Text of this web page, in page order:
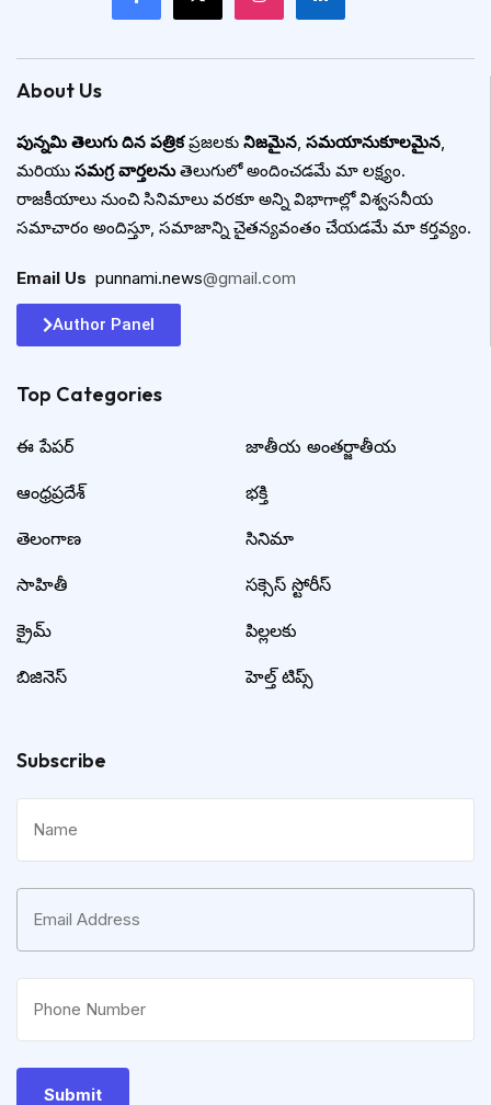
About Us
పున్నమి తెలుగు దిన పత్రికప్రజలకు నిజమైన, సమయానుకూలమైన,
మరియు సమగ్ర వార్తలనుతెలుగులో అందించడమే మా లక్ష్యం.
రాజకీయాలు నుంచి సినిమాలు వరకూ అన్ని విభాగాల్లో విశ్వసనీయ
సమాచారం అందిస్తూ, సమాజాన్ని చైతన్యవంతం చేయడమే మా కర్తవ్యం.
Email Us punnami.news@gmail.com
Author Panel
Top Categories​
ఈ పేపర్
ఆంధ్రప్రదేశ్
తెలంగాణ
సాహితీ
క్రైమ్
బిజినెస్
జాతీయ అంతర్జాతీయ
భక్తి
సినిమా
సక్సెస్ స్టోరీస్
పిల్లలకు
హెల్త్ టిప్స్
Subscribe